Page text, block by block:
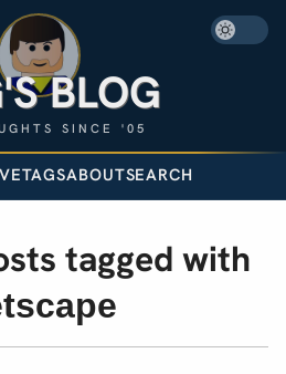
BLOG
SINCE '05
TAGSABOUTSEARCH
tagged with